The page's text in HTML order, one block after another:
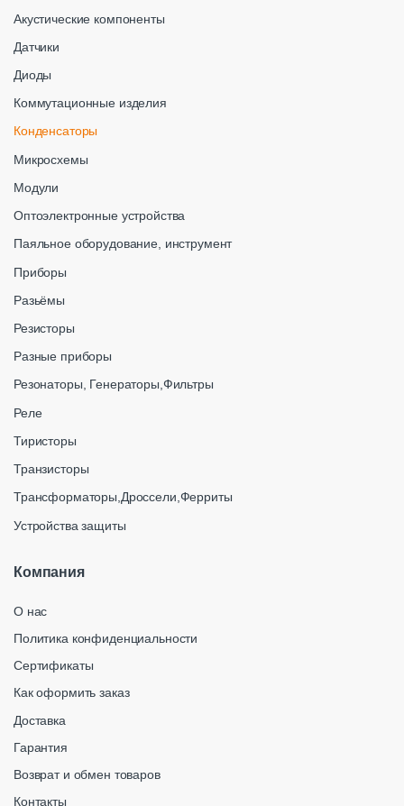
Акустические компоненты
Датчики
Диоды
Коммутационные изделия
Конденсаторы
Микросхемы
Модули
Оптоэлектронные устройства
Паяльное оборудование, инструмент
Приборы
Разьёмы
Резисторы
Разные приборы
Резонаторы, Генераторы,Фильтры
Реле
Тиристоры
Транзисторы
Трансформаторы,Дроссели,Ферриты
Устройства защиты
Компания
О нас
Политика конфиденциальности
Сертификаты
Как оформить заказ
Доставка
Гарантия
Возврат и обмен товаров
Контакты